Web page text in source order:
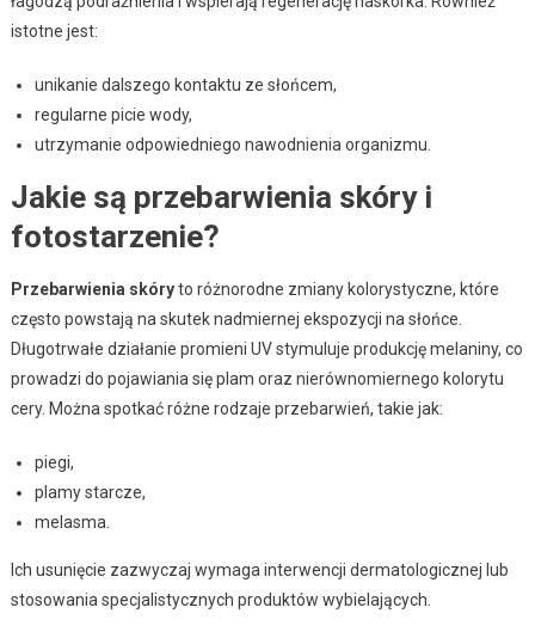
istotne jest:
unikanie dalszego kontaktu ze słońcem,
regularne picie wody,
utrzymanie odpowiedniego nawodnienia organizmu.
Jakie są przebarwienia skóry i
fotostarzenie?
Przebarwienia skóryto różnorodne zmiany kolorystyczne, które
często powstają na skutek nadmiernej ekspozycji na słońce.
Długotrwałe działanie promieni UV stymuluje produkcję melaniny, co
prowadzi do pojawiania się plam oraz nierównomiernego kolorytu
cery. Można spotkać różne rodzaje przebarwień, takie jak:
piegi,
plamy starcze,
melasma.
Ich usunięcie zazwyczaj wymaga interwencji dermatologicznej lub
stosowania specjalistycznych produktów wybielających.